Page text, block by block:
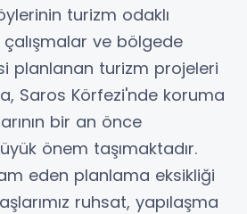
turizm odaklı
ve bölgede
planlanan turizm projeleri
Saros Körfezi'nde koruma
bir an önce
önem taşımaktadır.
eden planlama eksikliği
ruhsat, yapılaşma